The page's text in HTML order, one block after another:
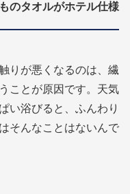
のタオルがホテル仕様
りが悪くなるのは、繊
ことが原因です。天気
い浴びると、ふんわり
そんなことはないんで